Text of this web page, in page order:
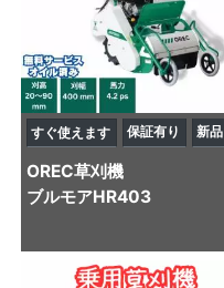
すぐ使えます 保証有り 新品
OREC草刈機
ブルモアHR403